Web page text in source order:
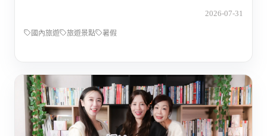
2026-07-31
國內旅遊 旅遊景點 暑假